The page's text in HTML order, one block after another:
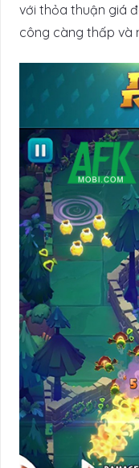
với thỏa thuận giá
công càng thấp và